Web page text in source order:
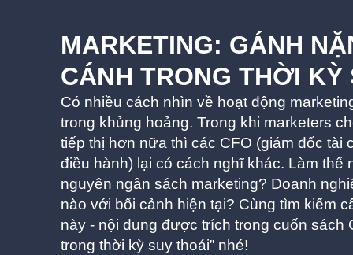
MARKETING: GÁNH
CÁNH TRONG THỜI KỲ
Có nhiều cách nhìn về hoạt động
trong khủng hoảng. Trong khi marketers
tiếp thị hơn nữa thì các CFO (giám đốc tài
điều hành) lại có cách nghĩ khác. Làm thế
nguyên ngân sách marketing? Doanh
nào với bối cảnh hiện tại? Cùng tìm kiếm
này - nội dung được trích trong cuốn sách
trong thời kỳ suy thoái” nhé!